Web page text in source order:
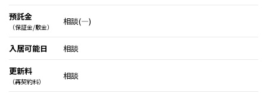
預託金
（保証金/敷金）
相談(―)
入居可能日
相談
更新料
（再契約料）
相談